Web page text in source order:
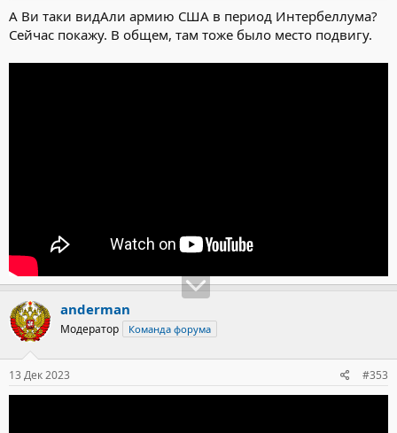
А Ви таки видАли армию США в период Интербеллума?
Сейчас покажу. В общем, там тоже было место подвигу.
anderman
Модератор Команда форума
13 Дек 2023 #353